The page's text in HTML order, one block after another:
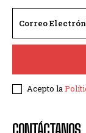
Acepto la